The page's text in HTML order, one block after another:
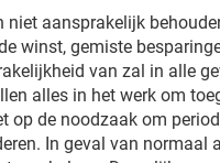
niet aansprakelijk
winst, gemiste
van zal in alle
alles in het werk om
op de noodzaak om
In geval van normaal